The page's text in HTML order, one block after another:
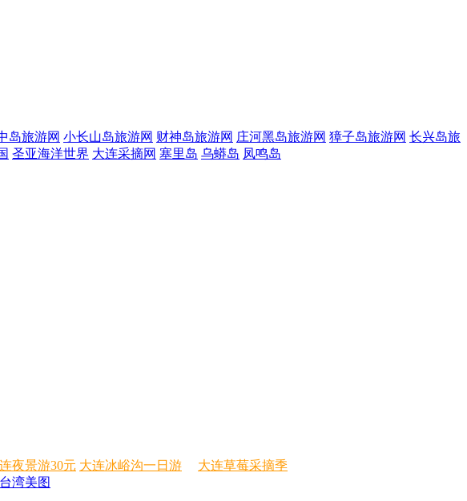
岛旅游网 小长山岛旅游网 财神岛旅游网 庄河黑岛旅游网 獐子岛旅游网 长兴岛旅
圣亚海洋世界 大连采摘网 塞里岛 乌蟒岛 凤鸣岛
夜景游30元 大连冰峪沟一日游
大连草莓采摘季
台湾美图